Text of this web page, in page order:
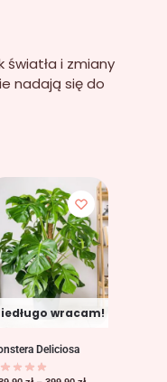
światła i zmiany
nadają się do
wracam!
Deliciosa